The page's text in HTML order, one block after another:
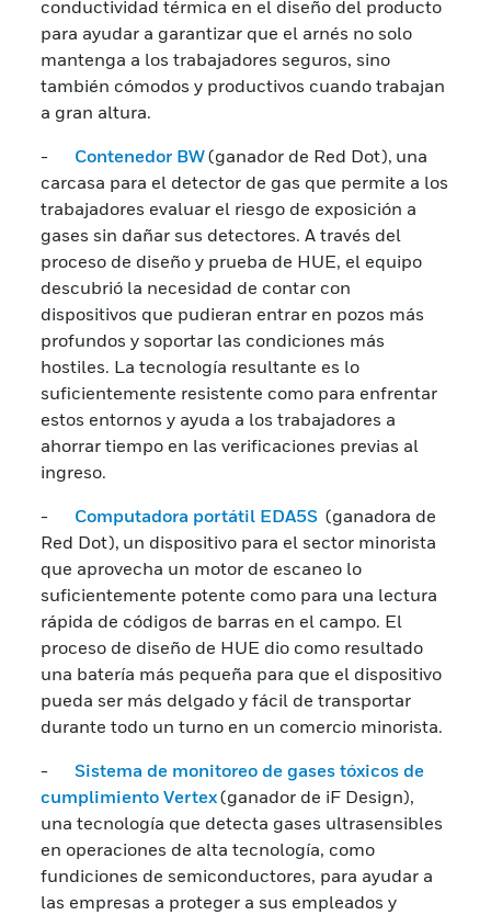
conductividad térmica en el diseño del producto
para ayudar a garantizar que el arnés no solo
mantenga a los trabajadores seguros, sino
también cómodos y productivos cuando trabajan
a gran altura.
- Contenedor BW(ganador de Red Dot), una
carcasa para el detector de gas que permite a los
trabajadores evaluar el riesgo de exposición a
gases sin dañar sus detectores. A través del
proceso de diseño y prueba de HUE, el equipo
descubrió la necesidad de contar con
dispositivos que pudieran entrar en pozos más
profundos y soportar las condiciones más
hostiles. La tecnología resultante es lo
suficientemente resistente como para enfrentar
estos entornos y ayuda a los trabajadores a
ahorrar tiempo en las verificaciones previas al
ingreso.
- Computadora portátil EDA5S (ganadora de
Red Dot), un dispositivo para el sector minorista
que aprovecha un motor de escaneo lo
suficientemente potente como para una lectura
rápida de códigos de barras en el campo. El
proceso de diseño de HUE dio como resultado
una batería más pequeña para que el dispositivo
pueda ser más delgado y fácil de transportar
durante todo un turno en un comercio minorista.
-Sistema de monitoreo de gases tóxicos de
cumplimiento Vertex(ganador de iF Design),
una tecnología que detecta gases ultrasensibles
en operaciones de alta tecnología, como
fundiciones de semiconductores, para ayudar a
las empresas a proteger a sus empleados y